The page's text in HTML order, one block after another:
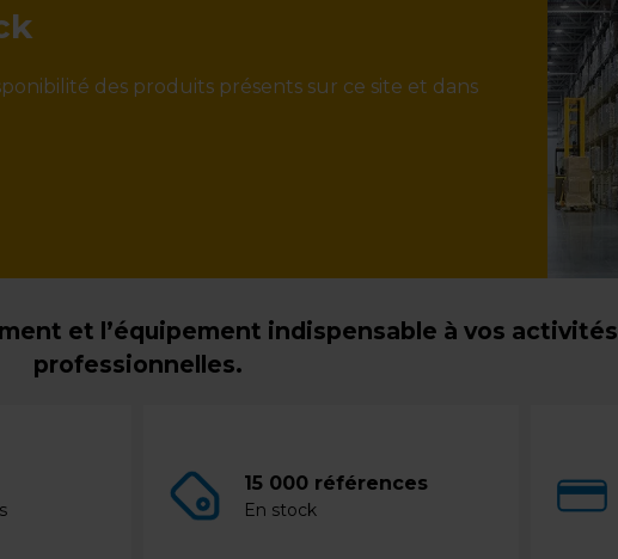
des produits présents sur ce site et dans
et l’équipement indispensable à vos activités
professionnelles.
15 000 références
En stock